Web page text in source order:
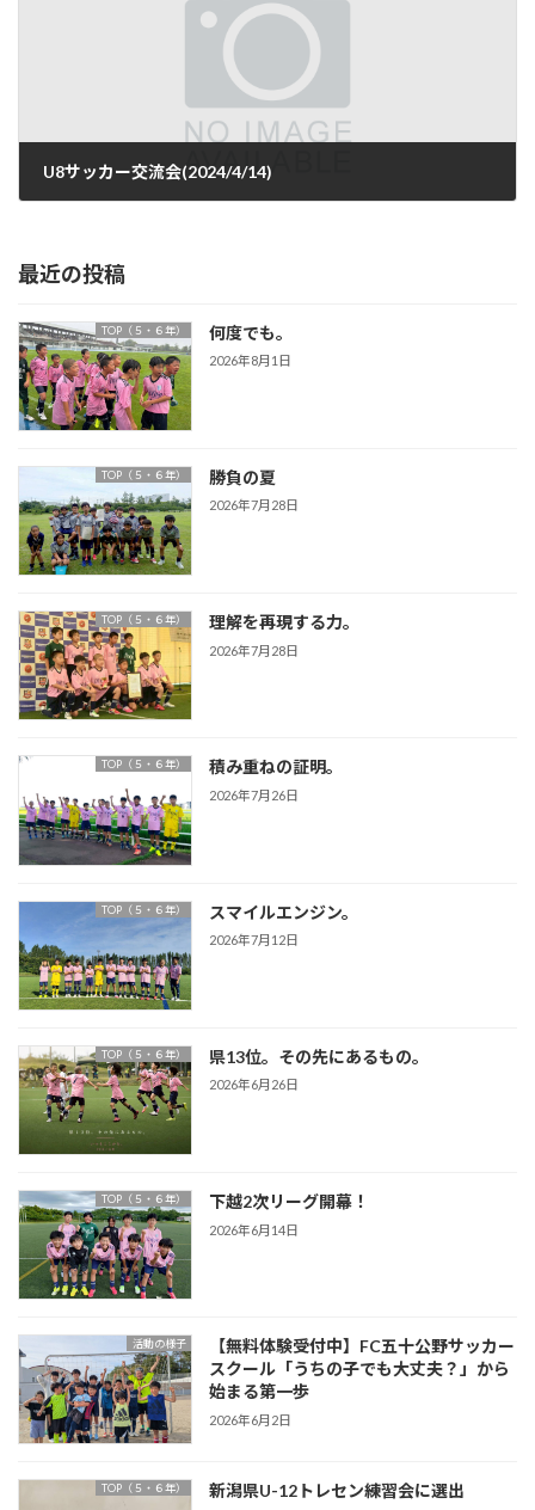
U8サッカー交流会(2024/4/14)
最近の投稿
TOP（５・６年） 何度でも。
2026年8月1日
TOP（５・６年） 勝負の夏
2026年7月28日
TOP（５・６年） 理解を再現する力。
2026年7月28日
TOP（５・６年） 積み重ねの証明。
2026年7月26日
TOP（５・６年） スマイルエンジン。
2026年7月12日
TOP（５・６年） 県13位。その先にあるもの。
2026年6月26日
TOP（５・６年） 下越2次リーグ開幕！
2026年6月14日
活動の様子
【無料体験受付中】FC五十公野サッカー
スクール「うちの子でも大丈夫？」から
始まる第一歩
2026年6月2日
TOP（５・６年） 新潟県U-12トレセン練習会に選出